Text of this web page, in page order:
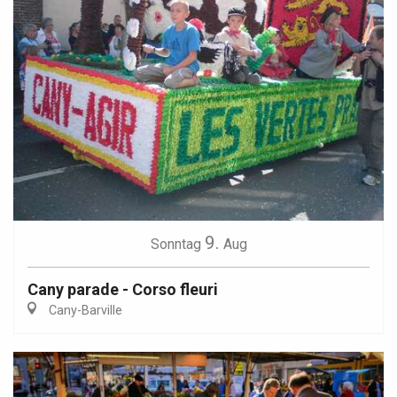
Sonntag 9. Aug
Cany parade - Corso fleuri
Cany-Barville